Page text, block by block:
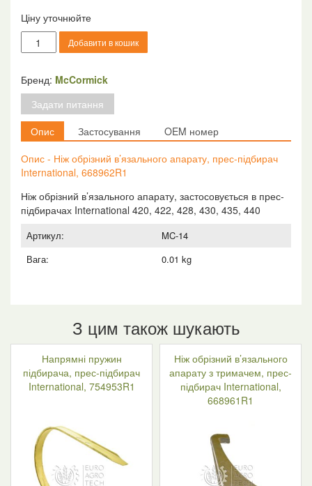
Ціну уточнюйте
Ніж
обрізний
апарату,
прес-
підбирач
International,
668962R1
Добавити в кошик
Бренд: McCormick
Задати питання
Опис
Застосування
OEM номер
Опис - Ніж обрізний в’язального апарату, прес-підбирач
International, 668962R1
Ніж обрізний в’язального апарату, застосовується в прес-
підбирачах International 420, 422, 428, 430, 435, 440
Артикул:
MC-14
Вага:
0.01 kg
З цим також шукають
Напрямні пружин
підбирача, прес-підбирач
International, 754953R1
Ніж обрізний в’язального
апарату з тримачем, прес-
підбирач International,
668961R1